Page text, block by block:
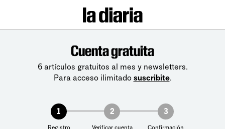
Cuenta gratuita
6 artículos gratuitos al mes y newsletters.
Para acceso ilimitado suscribite.
1
Registro
2
Verificar cuenta
3
Confirmación